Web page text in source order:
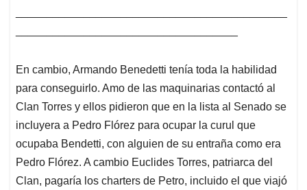
En cambio, Armando Benedetti tenía toda la habilidad
para conseguirlo. Amo de las maquinarias contactó al
Clan Torres y ellos pidieron que en la lista al Senado se
incluyera a Pedro Flórez para ocupar la curul que
ocupaba Bendetti, con alguien de su entraña como era
Pedro Flórez. A cambio Euclides Torres, patriarca del
Clan, pagaría los charters de Petro, incluido el que viajó